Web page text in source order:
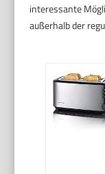
interessante
außerhalb der